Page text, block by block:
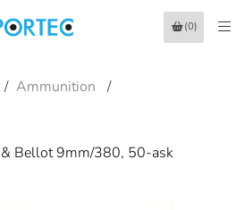
(0)
/ Ammunition
/
Bellot 9mm/380, 50-ask